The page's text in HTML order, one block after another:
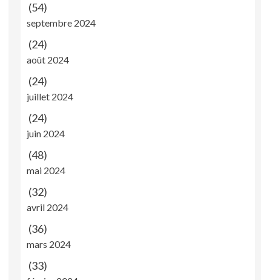
(54)
septembre 2024
(24)
août 2024
(24)
juillet 2024
(24)
juin 2024
(48)
mai 2024
(32)
avril 2024
(36)
mars 2024
(33)